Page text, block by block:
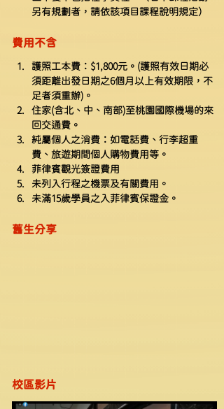
另有規劃者，請依該項目課程說明規定）
費用不含
護照工本費：$1,800元。(護照有效日期必
須距離出發日期之6個月以上有效期限，不
足者須重辦)。
住家(含北、中、南部)至桃園國際機場的來
回交通費。
純屬個人之消費：如電話費、行李超重
費、旅遊期間個人購物費用等。
​菲律賓觀光簽證費用
未列入行程之機票及有關費用。
​​未滿15歲學員之入菲律賓保證金。
舊生分享
校區影片